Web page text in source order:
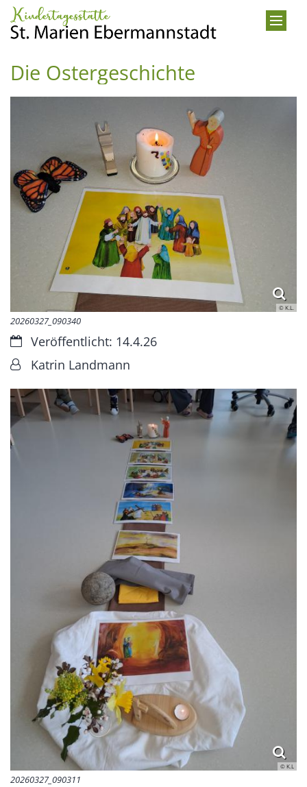
Zum Inhalt springen
Die Ostergeschichte
© K.L.
20260327_090340
Datum:Veröffentlicht: 14.4.26
Von:Katrin Landmann
© K.L
20260327_090311